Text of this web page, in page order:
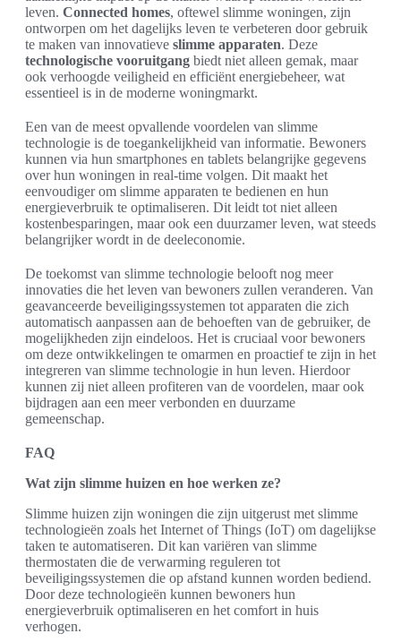
leven. Connected homes, oftewel slimme woningen, zijn
ontworpen om het dagelijks leven te verbeteren door gebruik
te maken van innovatieve slimme apparaten. Deze
technologische vooruitgang biedt niet alleen gemak, maar
ook verhoogde veiligheid en efficiënt energiebeheer, wat
essentieel is in de moderne woningmarkt.
Een van de meest opvallende voordelen van slimme
technologie is de toegankelijkheid van informatie. Bewoners
kunnen via hun smartphones en tablets belangrijke gegevens
over hun woningen in real-time volgen. Dit maakt het
eenvoudiger om slimme apparaten te bedienen en hun
energieverbruik te optimaliseren. Dit leidt tot niet alleen
kostenbesparingen, maar ook een duurzamer leven, wat steeds
belangrijker wordt in de deeleconomie.
De toekomst van slimme technologie belooft nog meer
innovaties die het leven van bewoners zullen veranderen. Van
geavanceerde beveiligingssystemen tot apparaten die zich
automatisch aanpassen aan de behoeften van de gebruiker, de
mogelijkheden zijn eindeloos. Het is cruciaal voor bewoners
om deze ontwikkelingen te omarmen en proactief te zijn in het
integreren van slimme technologie in hun leven. Hierdoor
kunnen zij niet alleen profiteren van de voordelen, maar ook
bijdragen aan een meer verbonden en duurzame
gemeenschap.
FAQ
Wat zijn slimme huizen en hoe werken ze?
Slimme huizen zijn woningen die zijn uitgerust met slimme
technologieën zoals het Internet of Things (IoT) om dagelijkse
taken te automatiseren. Dit kan variëren van slimme
thermostaten die de verwarming reguleren tot
beveiligingssystemen die op afstand kunnen worden bediend.
Door deze technologieën kunnen bewoners hun
energieverbruik optimaliseren en het comfort in huis
verhogen.